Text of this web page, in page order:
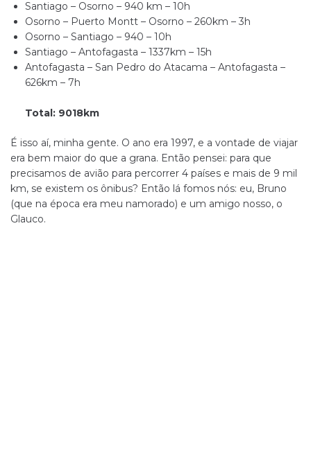
Santiago – Osorno – 940 km – 10h
Osorno – Puerto Montt – Osorno – 260km – 3h
Osorno – Santiago – 940 – 10h
Santiago – Antofagasta – 1337km – 15h
Antofagasta – San Pedro do Atacama – Antofagasta –
626km – 7h
Total: 9018km
É isso aí, minha gente. O ano era 1997, e a vontade de viajar
era bem maior do que a grana. Então pensei: para que
precisamos de avião para percorrer 4 países e mais de 9 mil
km, se existem os ônibus? Então lá fomos nós: eu, Bruno
(que na época era meu namorado) e um amigo nosso, o
Glauco.